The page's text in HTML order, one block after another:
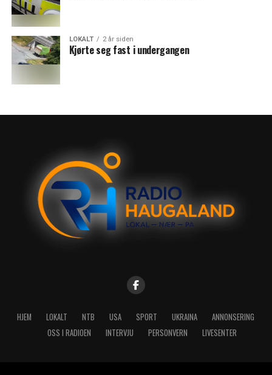
LOKALT 2 år siden
Kjørte seg fast i undergangen
HJEM LOKALT NTB USA SPORT UKRAINA
ANNONSERING
OSS I RADIOEN
INTERVJU PERSONVERN LIVESENTER